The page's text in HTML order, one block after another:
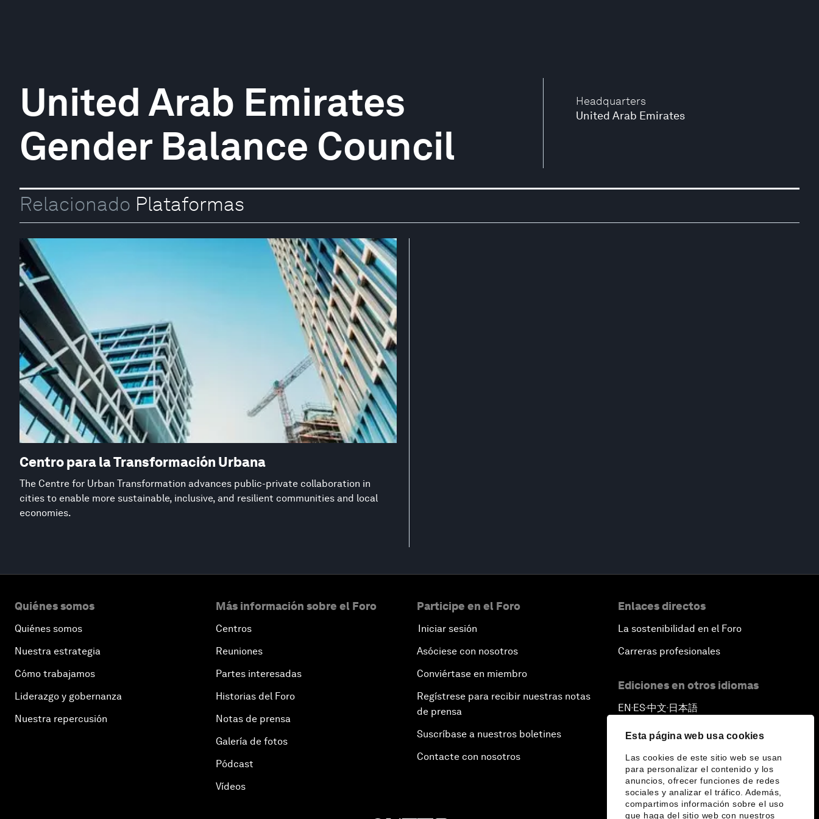
Esta página web usa cookies
Las cookies de este sitio web se usan
para personalizar el contenido y los
anuncios, ofrecer funciones de redes
sociales y analizar el tráfico. Además,
compartimos información sobre el uso
que haga del sitio web con nuestros
Headquarters
United Arab Emirates
United Arab Emirates
Gender Balance Council
Relacionado Plataformas
Centro para la Transformación Urbana
The Centre for Urban Transformation advances public-private collaboration in
cities to enable more sustainable, inclusive, and resilient communities and local
economies.
Quiénes somos
Quiénes somos
Nuestra estrategia
Cómo trabajamos
Liderazgo y gobernanza
Nuestra repercusión
Más información sobre el Foro
Centros
Reuniones
Partes interesadas
Historias del Foro
Notas de prensa
Galería de fotos
Pódcast
Vídeos
Participe en el Foro
Iniciar sesión
Asóciese con nosotros
Conviértase en miembro
Regístrese para recibir nuestras notas
de prensa
Suscríbase a nuestros boletines
Contacte con nosotros
Enlaces directos
La sostenibilidad en el Foro
Carreras profesionales
Ediciones en otros idiomas
EN ▪ES▪中文▪ 日本語